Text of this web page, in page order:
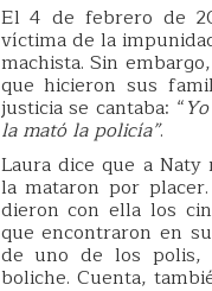
El 4 de febrero de
víctima de la
machista. Sin
que hicieron sus
justicia se cantaba: “
la mató la policía”.
Laura dice que a
la mataron por
dieron con ella los
que encontraron en
de uno de los
boliche. Cuenta,